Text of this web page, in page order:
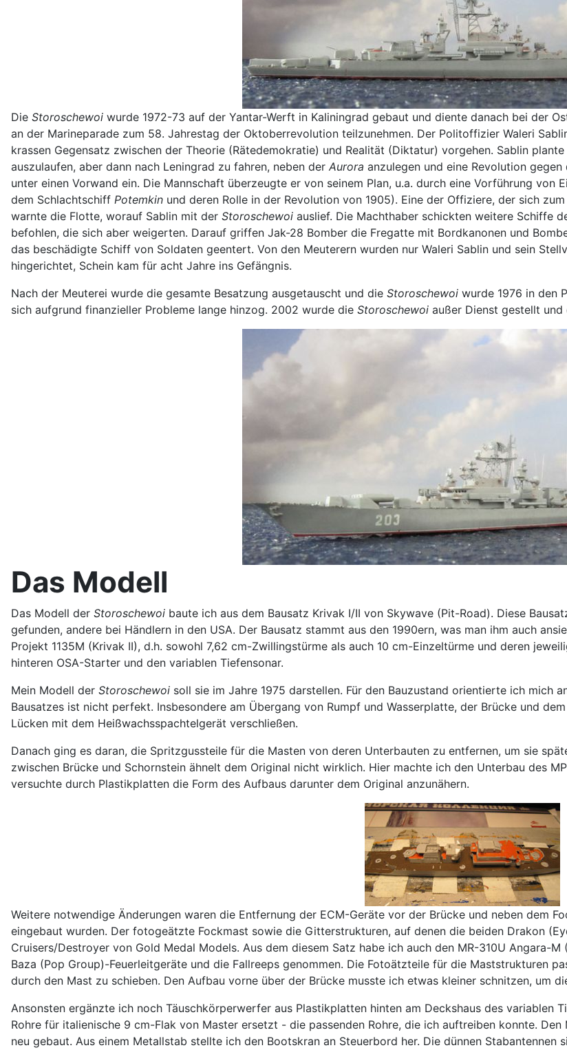
Die Storoschewoi wurde 1972-73 auf der Yantar-Werft in Kaliningrad gebaut und diente danach bei der
an der Marineparade zum 58. Jahrestag der Oktoberrevolution teilzunehmen. Der Politoffizier Waleri
krassen Gegensatz zwischen der Theorie (Rätedemokratie) und Realität (Diktatur) vorgehen. Sablin
auszulaufen, aber dann nach Leningrad zu fahren, neben der Aurora anzulegen und eine Revolution
unter einen Vorwand ein. Die Mannschaft überzeugte er von seinem Plan, u.a. durch eine Vorführung von
dem Schlachtschiff Potemkin und deren Rolle in der Revolution von 1905). Eine der Offiziere, der sich
warnte die Flotte, worauf Sablin mit der Storoschewoi auslief. Die Machthaber schickten weitere Schiffe
befohlen, die sich aber weigerten. Darauf griffen Jak-28 Bomber die Fregatte mit Bordkanonen und
das beschädigte Schiff von Soldaten geentert. Von den Meuterern wurden nur Waleri Sablin und sein
hingerichtet, Schein kam für acht Jahre ins Gefängnis.
Nach der Meuterei wurde die gesamte Besatzung ausgetauscht und die Storoschewoi wurde 1976 in den
sich aufgrund finanzieller Probleme lange hinzog. 2002 wurde die Storoschewoi außer Dienst gestellt
Das Modell
Das Modell der Storoschewoi baute ich aus dem Bausatz Krivak I/II von Skywave (Pit-Road). Diese
gefunden, andere bei Händlern in den USA. Der Bausatz stammt aus den 1990ern, was man ihm auch
Projekt 1135M (Krivak II), d.h. sowohl 7,62 cm-Zwillingstürme als auch 10 cm-Einzeltürme und deren
hinteren OSA-Starter und den variablen Tiefensonar.
Mein Modell der Storoschewoi soll sie im Jahre 1975 darstellen. Für den Bauzustand orientierte ich mich
Bausatzes ist nicht perfekt. Insbesondere am Übergang von Rumpf und Wasserplatte, der Brücke und
Lücken mit dem Heißwachsspachtelgerät verschließen.
Danach ging es daran, die Spritzgussteile für die Masten von deren Unterbauten zu entfernen, um sie
zwischen Brücke und Schornstein ähnelt dem Original nicht wirklich. Hier machte ich den Unterbau des
versuchte durch Plastikplatten die Form des Aufbaus darunter dem Original anzunähern.
Weitere notwendige Änderungen waren die Entfernung der ECM-Geräte vor der Brücke und neben dem
eingebaut wurden. Der fotogeätzte Fockmast sowie die Gitterstrukturen, auf denen die beiden Drakon
Cruisers/Destroyer von Gold Medal Models. Aus dem diesem Satz habe ich auch den MR-310U Angara-
Baza (Pop Group)-Feuerleitgeräte und die Fallreeps genommen. Die Fotoätzteile für die Maststrukturen
durch den Mast zu schieben. Den Aufbau vorne über der Brücke musste ich etwas kleiner schnitzen, um
Ansonsten ergänzte ich noch Täuschkörperwerfer aus Plastikplatten hinten am Deckshaus des variablen
Rohre für italienische 9 cm-Flak von Master ersetzt - die passenden Rohre, die ich auftreiben konnte.
neu gebaut. Aus einem Metallstab stellte ich den Bootskran an Steuerbord her. Die dünnen